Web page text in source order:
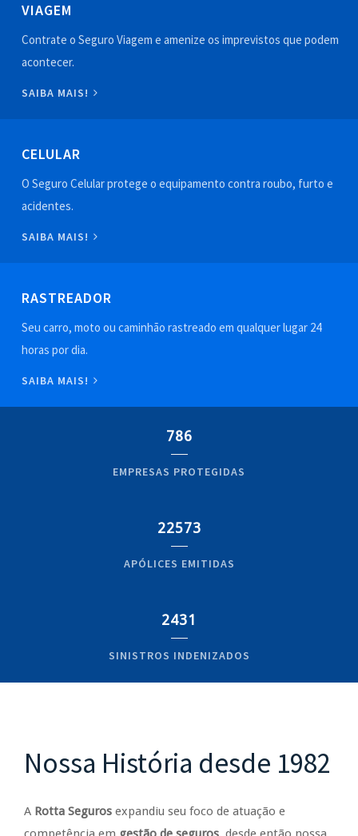
VIAGEM
Contrate o Seguro Viagem e amenize os imprevistos que podem
acontecer.
SAIBA MAIS!
CELULAR
O Seguro Celular protege o equipamento contra roubo, furto e
acidentes.
SAIBA MAIS!
RASTREADOR
Seu carro, moto ou caminhão rastreado em qualquer lugar 24
horas por dia.
SAIBA MAIS!
786
EMPRESAS PROTEGIDAS
22573
APÓLICES EMITIDAS
2431
SINISTROS INDENIZADOS
Nossa História desde 1982
A Rotta Seguros expandiu seu foco de atuação e